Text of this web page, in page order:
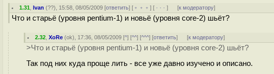
1.31 ,Ivan (??), 15:58, 08/05/2009 [ответить] [ ﹢﹢﹢] [ · · ·] [к модератору]
Что и старьё (уровня pentium-1) и новьё (уровня core-2) шьёт?
2.32 ,XoRe (ok), 17:36, 08/05/2009 [^] [^^] [^^^] [ответить] [к модератору]
>Что и старьё (уровня pentium-1) и новьё (уровня core-2) шьёт?
Так под них куда проще лить - все уже давно изучено и описано.